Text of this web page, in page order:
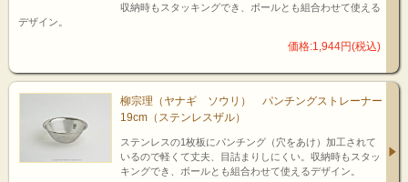
底面には刻印
ボールの外側底面には、柳宗理と佐藤商事の「マーシャンマーク」の刻印。
収納時もスタッキングでき、ボールとも組合わせて使える
デザイン。
価格:1,944円(税込)
柳宗理（ヤナギ ソウリ） パンチングストレーナー
19cm（ステンレスザル）
ステンレスの1枚板にパンチング（穴をあけ）加工されて
いるので軽くて丈夫、目詰まりしにくい。収納時もスタッ
キングでき、ボールとも組合わせて使えるデザイン。